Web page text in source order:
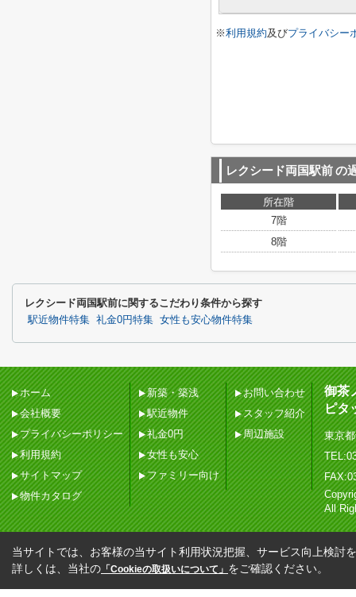
※利用規約及びプライバシー
レクシード両国駅前の
所在階
7階
8階
レクシード両国駅前に関するこだわり条件から探す
駅近物件特集 礼金0円特集 女性も安心物件特集
ホーム
会社概要
プライバシーポリシー
利用規約
サイトマップ
物件カタログ
新築・築浅
駅近物件
礼金0円
女性も安心
ファミリー向け
お問い合わせ
スタッフ紹介
周辺施設
御茶
ピタ
東京
All
当サイトでは、お客様の当サイト利用状況把握、サービス向上検討
詳しくは、当社の 「Cookieの取扱いについて」 をご確認ください。